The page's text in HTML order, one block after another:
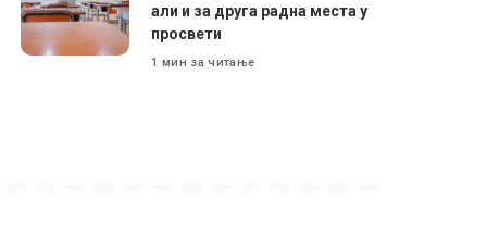
али и за друга радна места у
просвети
1 мин за читање